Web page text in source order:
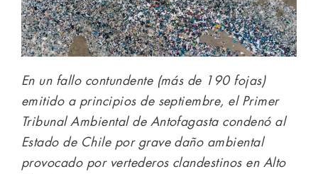
En un fallo contundente (más de 190 fojas)
emitido a principios de septiembre, el Primer
Tribunal Ambiental de Antofagasta condenó al
Estado de Chile por grave daño ambiental
provocado por vertederos clandestinos en Alto